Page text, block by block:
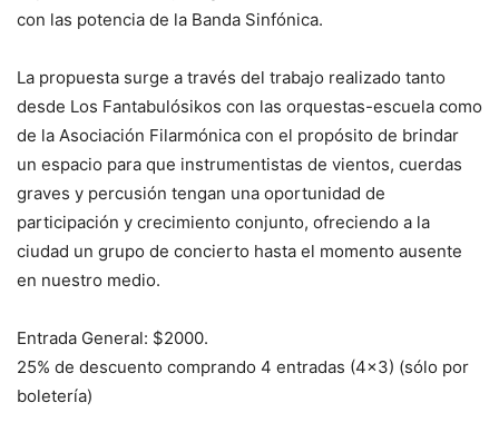
con las potencia de la Banda Sinfónica.
La propuesta surge a través del trabajo realizado tanto
desde Los Fantabulósikos con las orquestas-escuela como
de la Asociación Filarmónica con el propósito de brindar
un espacio para que instrumentistas de vientos, cuerdas
graves y percusión tengan una oportunidad de
participación y crecimiento conjunto, ofreciendo a la
ciudad un grupo de concierto hasta el momento ausente
en nuestro medio.
Entrada General: $2000.
25% de descuento comprando 4 entradas (4×3) (sólo por
boletería)